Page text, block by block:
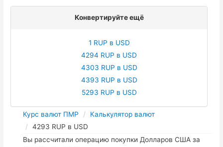
Конвертируйте ещё
1 RUP в USD
4294 RUP в USD
4303 RUP в USD
4393 RUP в USD
5293 RUP в USD
Курс валют ПМР
Калькулятор валют
4293 RUP в USD
Вы рассчитали операцию покупки Долларов США за